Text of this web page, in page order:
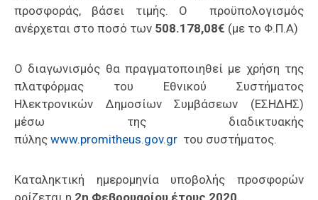
προσφοράς, βάσει τιμής. Ο προϋπολογισμός
ανέρχεται στο ποσό των 508.178,08€ (με το Φ.Π.Α)
Ο διαγωνισμός θα πραγματοποιηθεί με χρήση της
πλατφόρμας του Εθνικού Συστήματος
Ηλεκτρονικών Δημοσίων Συμβάσεων (ΕΣΗΔΗΣ)
μέσω της διαδικτυακής
πύλης www.promitheus.gov.gr του συστήματος.
Καταληκτική ημερομηνία υποβολής προσφορών
ορίζεται η 2η Φεβρουαρίου έτους 2020.